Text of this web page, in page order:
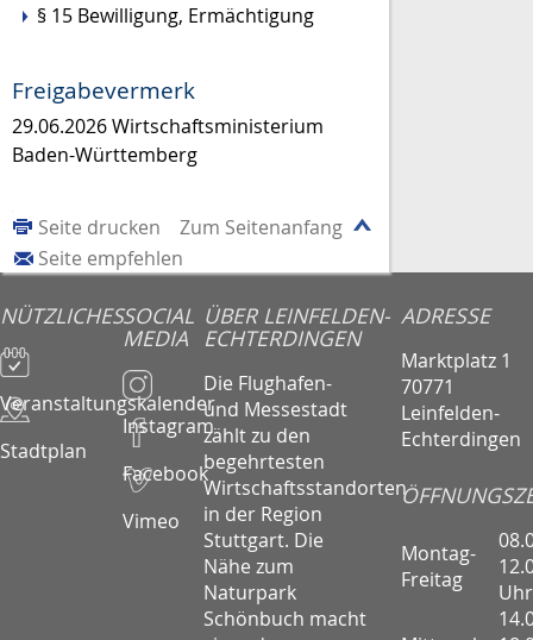
§ 15 Bewilligung, Ermächtigung
Freigabevermerk
29.06.2026 Wirtschaftsministerium
Baden-Württemberg
Zum Seitenanfang
Seite drucken
Seite empfehlen
NÜTZLICHES
Veranstaltungskalender
Stadtplan
SOCIAL
MEDIA
Instagram
Facebook
Vimeo
ÜBER LEINFELDEN-
ECHTERDINGEN
Die Flughafen-
und Messestadt
zählt zu den
begehrtesten
Wirtschaftsstandorten
in der Region
Stuttgart. Die
Nähe zum
Naturpark
Schönbuch macht
ADRESSE
Marktplatz 1
70771
Leinfelden-
Echterdingen
Montag-
Freitag
Uhr